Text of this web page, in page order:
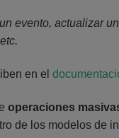
evento, actualizar
en el
operaciones
de los modelos de